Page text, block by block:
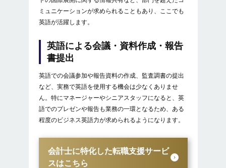
ミュニケーションが求められることもあり、ここでも
英語が活躍します。
英語による会議・資料作成・報告
書提出
英語での会議参加や報告資料の作成、監査調書の提出
など、実務で英語を使用する機会は少なくありませ
ん。特にマネージャーやシニアスタッフになると、英
語でのプレゼンや報告も業務の一環となるため、ある
程度のビジネス英語力が求められるようになります。
会計士に特化した転職支援サービ
スはこちら